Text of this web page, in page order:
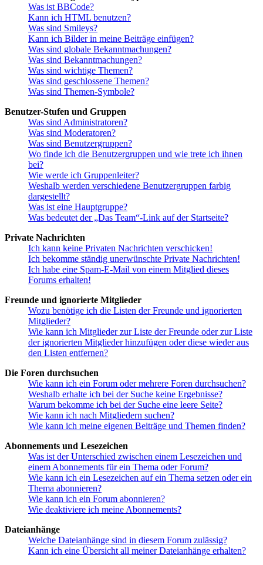
Was ist BBCode?
Kann ich HTML benutzen?
Was sind Smileys?
Kann ich Bilder in meine Beiträge einfügen?
Was sind globale Bekanntmachungen?
Was sind Bekanntmachungen?
Was sind wichtige Themen?
Was sind geschlossene Themen?
Was sind Themen-Symbole?
Benutzer-Stufen und Gruppen
Was sind Administratoren?
Was sind Moderatoren?
Was sind Benutzergruppen?
Wo finde ich die Benutzergruppen und wie trete ich ihnen
bei?
Wie werde ich Gruppenleiter?
Weshalb werden verschiedene Benutzergruppen farbig
dargestellt?
Was ist eine Hauptgruppe?
Was bedeutet der „Das Team“-Link auf der Startseite?
Private Nachrichten
Ich kann keine Privaten Nachrichten verschicken!
Ich bekomme ständig unerwünschte Private Nachrichten!
Ich habe eine Spam-E-Mail von einem Mitglied dieses
Forums erhalten!
Freunde und ignorierte Mitglieder
Wozu benötige ich die Listen der Freunde und ignorierten
Mitglieder?
Wie kann ich Mitglieder zur Liste der Freunde oder zur Liste
der ignorierten Mitglieder hinzufügen oder diese wieder aus
den Listen entfernen?
Die Foren durchsuchen
Wie kann ich ein Forum oder mehrere Foren durchsuchen?
Weshalb erhalte ich bei der Suche keine Ergebnisse?
Warum bekomme ich bei der Suche eine leere Seite?
Wie kann ich nach Mitgliedern suchen?
Wie kann ich meine eigenen Beiträge und Themen finden?
Abonnements und Lesezeichen
Was ist der Unterschied zwischen einem Lesezeichen und
einem Abonnements für ein Thema oder Forum?
Wie kann ich ein Lesezeichen auf ein Thema setzen oder ein
Thema abonnieren?
Wie kann ich ein Forum abonnieren?
Wie deaktiviere ich meine Abonnements?
Dateianhänge
Welche Dateianhänge sind in diesem Forum zulässig?
Kann ich eine Übersicht all meiner Dateianhänge erhalten?